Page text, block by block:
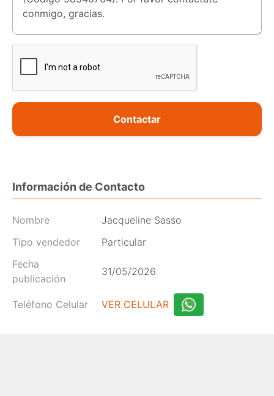
Contactar
Información de Contacto
Nombre
Jacqueline Sasso
Tipo vendedor
Particular
Fecha
publicación
31/05/2026
Teléfono Celular VER CELULAR